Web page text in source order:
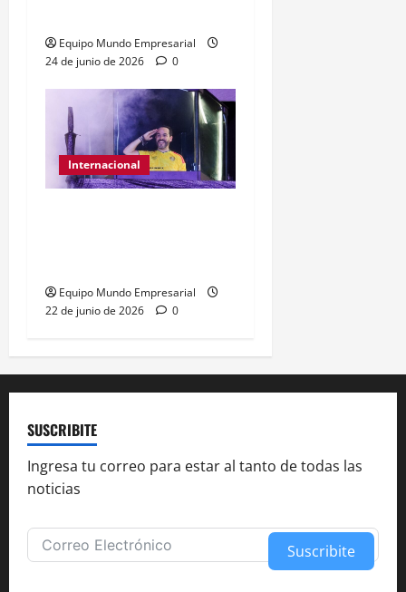
Equipo Mundo Empresarial
24 de junio de 2026
0
Internacional
Equipo Mundo Empresarial
22 de junio de 2026
0
SUSCRIBITE
Ingresa tu correo para estar al tanto de todas las
noticias
Suscribite